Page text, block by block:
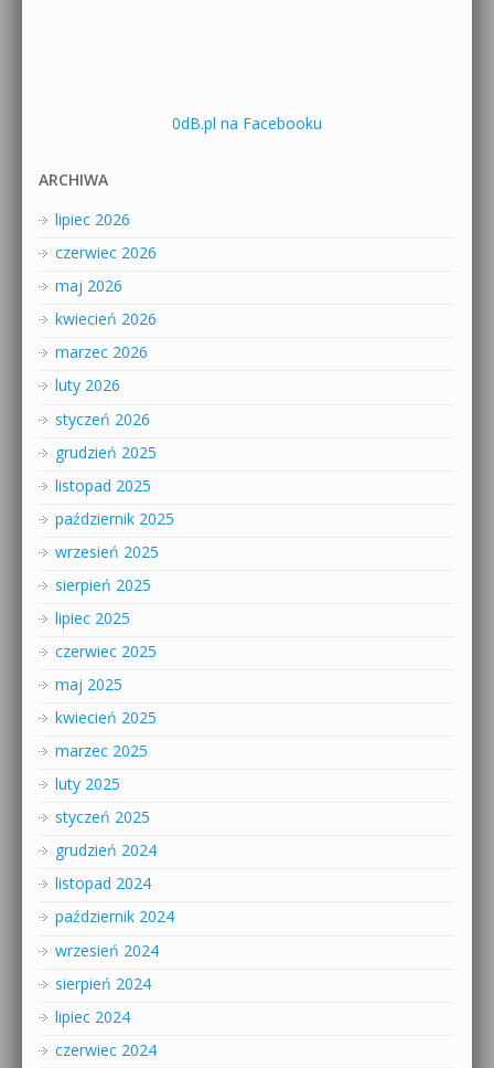
0dB.pl na Facebooku
ARCHIWA
lipiec 2026
czerwiec 2026
maj 2026
kwiecień 2026
marzec 2026
luty 2026
styczeń 2026
grudzień 2025
listopad 2025
październik 2025
wrzesień 2025
sierpień 2025
lipiec 2025
czerwiec 2025
maj 2025
kwiecień 2025
marzec 2025
luty 2025
styczeń 2025
grudzień 2024
listopad 2024
październik 2024
wrzesień 2024
sierpień 2024
lipiec 2024
czerwiec 2024